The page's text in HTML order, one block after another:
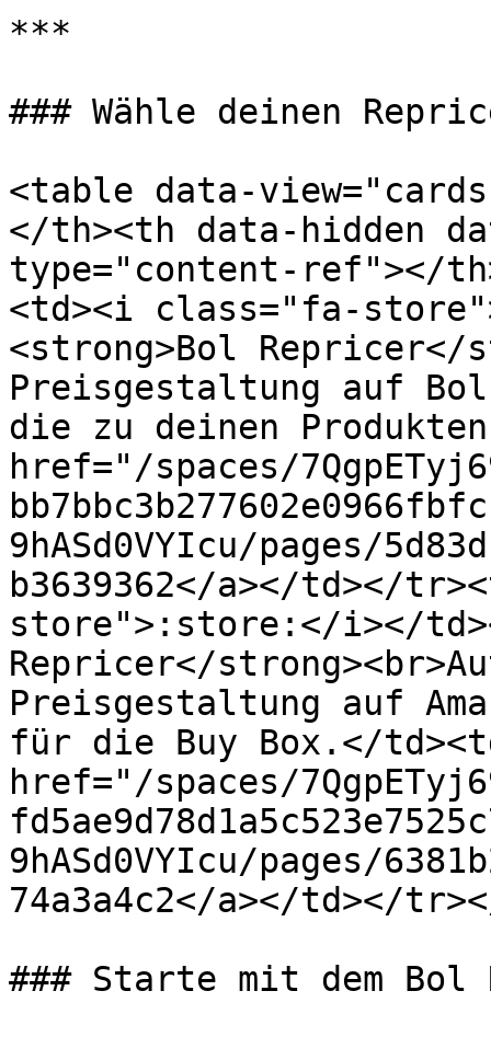
***
### Wähle deinen
<table data-
</th><th data-hidden
type="content-ref"></
<td><i class="fa-
<strong>Bol Repricer</
Preisgestaltung auf
die zu deinen
href="/spaces/
9hASd0VYIcu/pages/
b3639362</a></td></
store">:store:</i></
Repricer</
Preisgestaltung auf
für die Buy Box.</
href="/spaces/
9hASd0VYIcu/pages/
74a3a4c2</a></td></
### Starte mit dem Bol